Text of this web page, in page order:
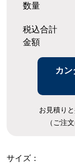
数量
税込合計
金額
カ
お見積り
（ご注
サイズ：